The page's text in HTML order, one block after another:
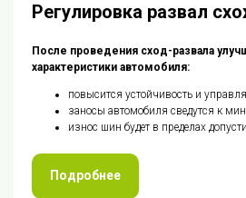
Регулировка развал
После проведения сход-развала
характеристики автомобиля:
повысится устойчивость и
заносы автомобиля сведутся к
износ шин будет в пределах
Подробнее